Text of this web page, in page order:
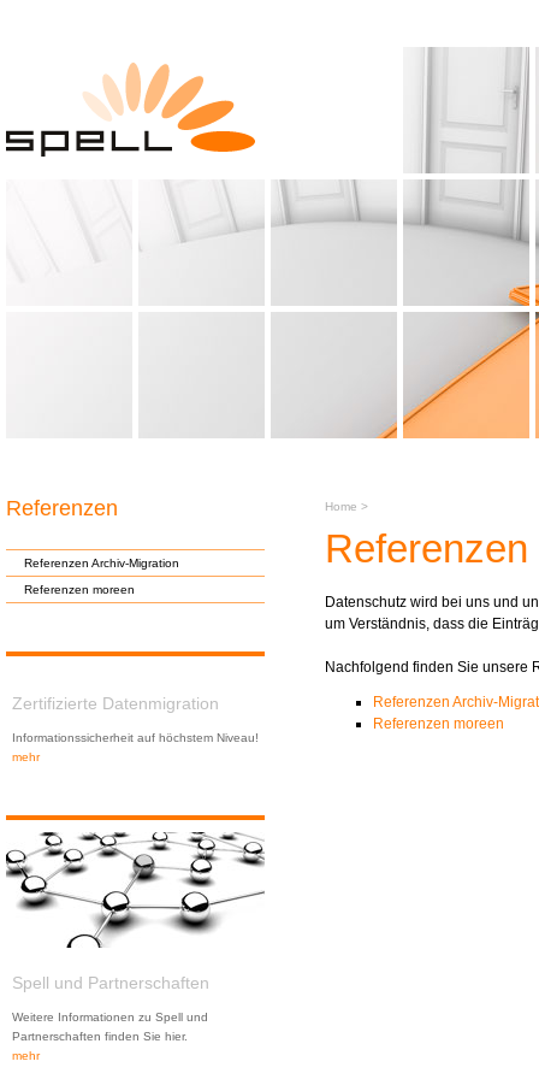
Referenzen
Referenzen Archiv-Migration
Referenzen moreen
Zertifizierte Datenmigration
Informationssicherheit auf höchstem Niveau!
mehr
Spell und Partnerschaften
Weitere Informationen zu Spell und
Partnerschaften finden Sie hier.
mehr
Home >
Referenzen
Datenschutz wird bei uns und
um Verständnis, dass die
Nachfolgend finden Sie unsere
Referenzen Archiv-
Referenzen moreen